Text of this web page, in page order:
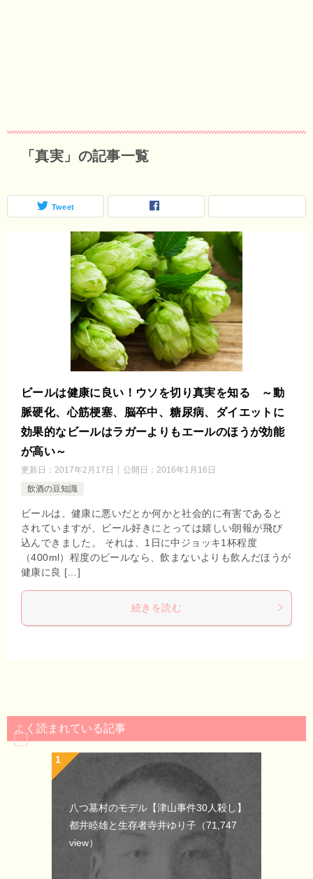
「真実」の記事一覧
Tweet
ビールは健康に良い！ウソを切り真実を知る ～動
脈硬化、心筋梗塞、脳卒中、糖尿病、ダイエットに
効果的なビールはラガーよりもエールのほうが効能
が高い～
更新日： 2017年2月17日 公開日： 2016年1月16日
飲酒の豆知識
ビールは、健康に悪いだとか何かと社会的に有害であると
されていますが、ビール好きにとっては嬉しい朗報が飛び
込んできました。 それは、1日に中ジョッキ1杯程度
（400ml）程度のビールなら、飲まないよりも飲んだほうが
健康に良 […]
続きを読む
よく読まれている記事
八つ墓村のモデル【津山事件30人殺し】
都井睦雄と生存者寺井ゆり子 （71,747
view）